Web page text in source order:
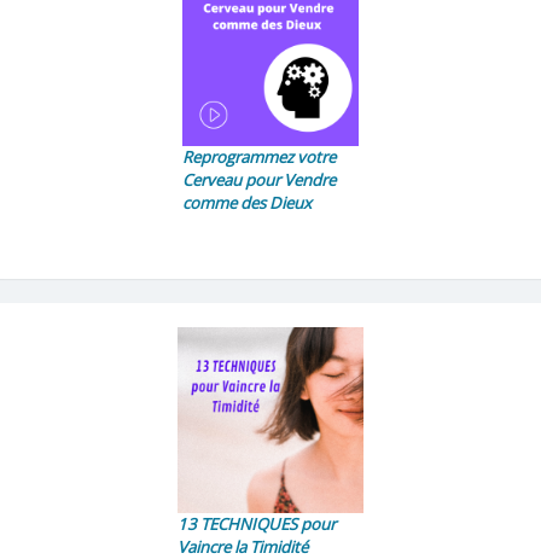
Reprogrammez votre
Cerveau pour Vendre
comme des Dieux
13 TECHNIQUES pour
Vaincre la Timidité